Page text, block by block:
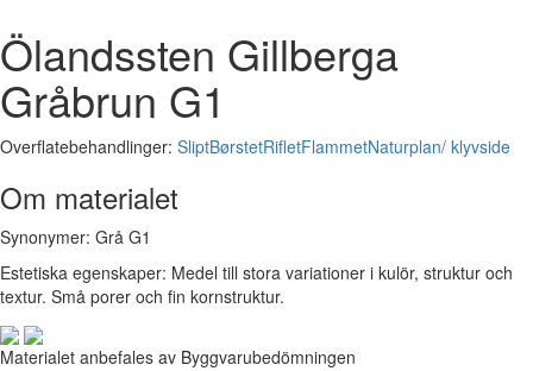
Ölandssten Gillberga
Gråbrun G1
Overflatebehandlinger: SliptBørstetRifletFlammetNaturplan/ klyvside
Om materialet
Synonymer: Grå G1
Estetiska egenskaper: Medel till stora variationer i kulör, struktur och
textur. Små porer och fin kornstruktur.
Materialet anbefales av Byggvarubedömningen